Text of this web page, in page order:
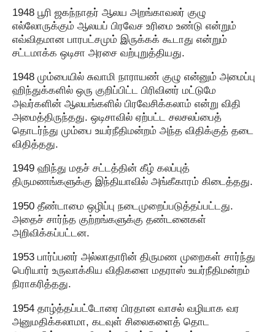
1948 பூரி ஜகந்நாதர் ஆலய அறங்காவலர் குழு
எல்லோருக்கும் ஆலயப் பிரவேச உரிமை உண்டு என்றும்
எவ்விதமான பாரபட்சமும் இருக்கக் கூடாது என்றும்
சட்டமாக்க ஒடிசா அரசை வற்புறுத்தியது.
1948 மும்பையில் சுவாமி நாராயண் குழு என்னும் அமைப்பு
ஹிந்துக்களில் ஒரு குறிப்பிட்ட பிரிவினர் மட்டுமே
அவர்களின் ஆலயங்களில் பிரவேசிக்கலாம் என்று விதி
அமைத்திருந்தது. ஒடிசாவில் ஏற்பட்ட சலசலப்பைத்
தொடர்ந்து மும்பை உயர்நீதிமன்றம் அந்த விதிக்குத் தடை
விதித்தது.
1949 ஹிந்து மதச் சட்டத்தின் கீழ் கலப்புத்
திருமணங்களுக்கு இந்தியாவில் அங்கீகாரம் கிடைத்தது.
1950 தீண்டாமை ஒழிப்பு நடைமுறைப்படுத்தப்பட்டது.
அதைச் சார்ந்த குற்றங்களுக்கு தண்டனைகள்
அறிவிக்கப்பட்டன.
1953 பார்ப்பனர் அல்லாதாரின் திருமண முறைகள் சார்ந்து
பெரியார் உருவாக்கிய விதிகளை மதராஸ் உயர்நீதிமன்றம்
நிராகரித்தது.
1954 தாழ்த்தப்பட்டோரை பிரதான வாசல் வழியாக வர
அனுமதிக்கலாமா, கடவுள் சிலைகளைத் தொட